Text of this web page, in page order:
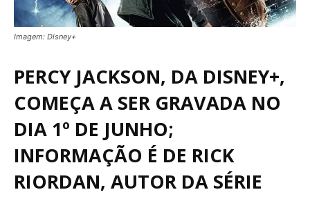
Imagem: Disney+
PERCY JACKSON, DA DISNEY+,
COMEÇA A SER GRAVADA NO
DIA 1º DE JUNHO;
INFORMAÇÃO É DE RICK
RIORDAN, AUTOR DA SÉRIE